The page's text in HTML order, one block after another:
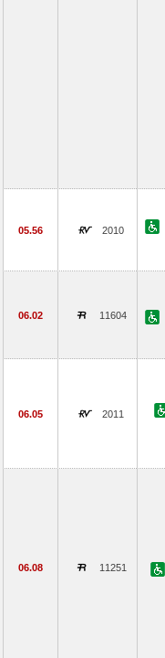
05.56 2010
06.02 11604
06.05 2011
06.08 11251